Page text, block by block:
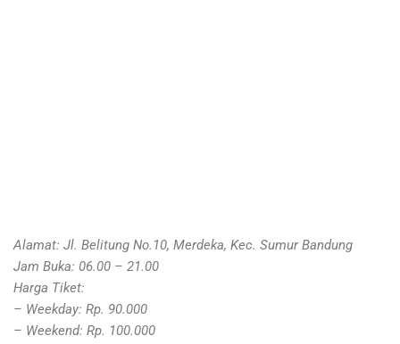
Alamat: Jl. Belitung No.10, Merdeka, Kec. Sumur Bandung
Jam Buka: 06.00 – 21.00
Harga Tiket:
– Weekday: Rp. 90.000
– Weekend: Rp. 100.000